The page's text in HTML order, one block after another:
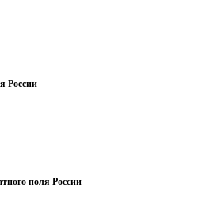
России
поля России